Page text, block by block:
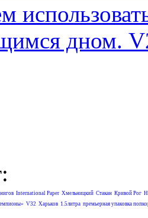
дном.
International Paper Хмельницкий Cтакан Кривой Рог
V32 Харьков 1.5литра премьерная упаковка